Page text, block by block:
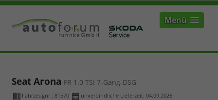
Menü
Seat Arona FR 1.0 TSI 7-Gang-DSG
Fahrzeugnr.: 81570 unverbindliche Lieferzeit: 04.09.2026